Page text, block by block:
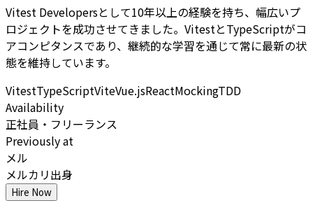
Vitest Developersとして10年以上の経験を持ち、幅広いプ
ロジェクトを成功させてきました。VitestとTypeScriptがコ
アコンピタンスであり、継続的な学習を通じて常に最新の状
態を維持しています。
VitestTypeScriptViteVue.jsReactMockingTDD
Availability
正社員・フリーランス
Previously at
メル
メルカリ出身
Hire Now